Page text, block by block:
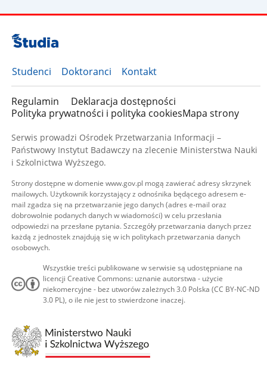
Studenci Doktoranci Kontakt
Regulamin
Deklaracja dostępności
Polityka prywatności i polityka cookiesMapa strony
Serwis prowadzi Ośrodek Przetwarzania Informacji –
Państwowy Instytut Badawczy na zlecenie Ministerstwa Nauki
i Szkolnictwa Wyższego.
Strony dostępne w domenie www.gov.pl mogą zawierać adresy skrzynek
mailowych. Użytkownik korzystający z odnośnika będącego adresem e-
mail zgadza się na przetwarzanie jego danych (adres e-mail oraz
dobrowolnie podanych danych w wiadomości) w celu przesłania
odpowiedzi na przesłane pytania. Szczegóły przetwarzania danych przez
każdą z jednostek znajdują się w ich politykach przetwarzania danych
osobowych.
Wszystkie treści publikowane w serwisie są udostępniane na
licencji Creative Commons: uznanie autorstwa - użycie
niekomercyjne - bez utworów zależnych 3.0 Polska (CC BY-NC-ND
3.0 PL), o ile nie jest to stwierdzone inaczej.